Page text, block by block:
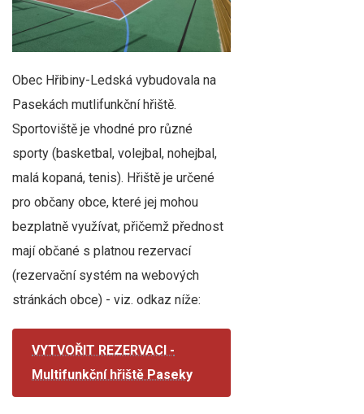
Obec Hřibiny-Ledská vybudovala na
Pasekách mutlifunkční hřiště.
Sportoviště je vhodné pro různé
sporty (basketbal, volejbal, nohejbal,
malá kopaná, tenis). Hřiště je určené
pro občany obce, které jej mohou
bezplatně využívat, přičemž přednost
mají občané s platnou rezervací
(rezervační systém na webových
stránkách obce) - viz. odkaz níže:
VYTVOŘIT REZERVACI -
Multifunkční hřiště Paseky